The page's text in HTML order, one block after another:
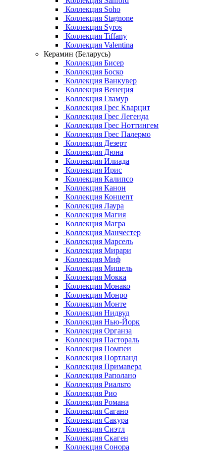
Коллекция Soho
Коллекция Stagnone
Коллекция Syros
Коллекция Tiffany
Коллекция Valentina
Керамин (Беларусь)
Коллекция Бисер
Коллекция Боско
Коллекция Ванкувер
Коллекция Венеция
Коллекция Гламур
Коллекция Грес Кварцит
Коллекция Грес Легенда
Коллекция Грес Ноттингем
Коллекция Грес Палермо
Коллекция Дезерт
Коллекция Дюна
Коллекция Илиада
Коллекция Ирис
Коллекция Калипсо
Коллекция Канон
Коллекция Концепт
Коллекция Лаура
Коллекция Магия
Коллекция Магра
Коллекция Манчестер
Коллекция Марсель
Коллекция Мирари
Коллекция Миф
Коллекция Мишель
Коллекция Мокка
Коллекция Монако
Коллекция Монро
Коллекция Монте
Коллекция Нидвуд
Коллекция Нью-Йорк
Коллекция Органза
Коллекция Пастораль
Коллекция Помпеи
Коллекция Портланд
Коллекция Примавера
Коллекция Раполано
Коллекция Риальто
Коллекция Рио
Коллекция Романа
Коллекция Сагано
Коллекция Сакура
Коллекция Сиэтл
Коллекция Скаген
Коллекция Сонора